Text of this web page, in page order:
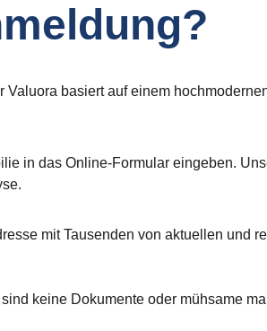
Valuora basiert auf einem
in das Online-Formular eingeben.
mit Tausenden von aktuellen und
keine Dokumente oder mühsame